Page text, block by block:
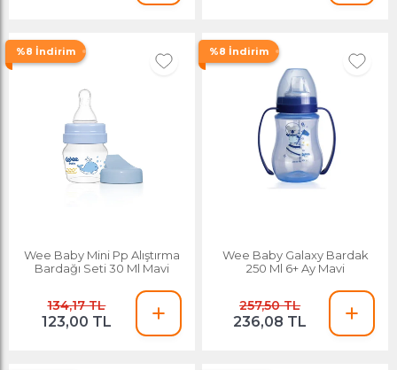
%8 İndirim
Wee Baby Mini Pp Alıştırma
Bardağı Seti 30 Ml Mavi
134,17 TL
123,00 TL
%8 İndirim
Wee Baby Galaxy Bardak
250 Ml 6+ Ay Mavi
257,50 TL
236,08 TL